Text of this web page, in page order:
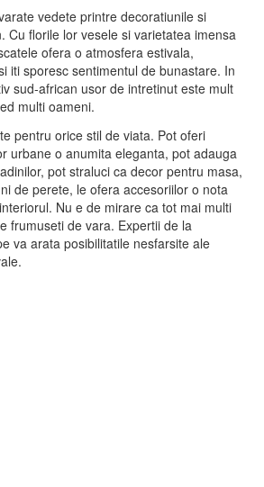
vedete printre decoratiunile si
Cu florile lor vesele si varietatea imensa
ofera o atmosfera estivala,
iti sporesc sentimentul de bunastare. In
sud-african usor de intretinut este mult
multi oameni.
pentru orice stil de viata. Pot oferi
urbane o anumita eleganta, pot adauga
pot straluci ca decor pentru masa,
de perete, le ofera accesoriilor o nota
Nu e de mirare ca tot mai multi
frumuseti de vara. Expertii de la
va arata posibilitatile nesfarsite ale